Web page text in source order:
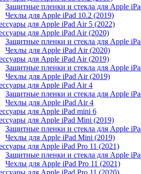
Защитные пленки и стекла для Apple
Чехлы для Apple iPad 10.2 (2019)
для Apple iPad Air 5 (2022)
для Apple iPad Air (2020)
Защитные пленки и стекла для Apple
Чехлы для Apple iPad Air (2020)
для Apple iPad Air (2019)
Защитные пленки и стекла для Apple
Чехлы для Apple iPad Air (2019)
для Apple iPad Air 4
Защитные пленки и стекла для Apple
Чехлы для Apple iPad Air 4
для Apple iPad mini 6
для Apple iPad Mini (2019)
Защитные пленки и стекла для Apple
Чехлы для Apple iPad Mini (2019)
для Apple iPad Pro 11 (2021)
Защитные пленки и стекла для Apple
Чехлы для Apple iPad Pro 11 (2021)
для Apple iPad Pro 11 (2020)